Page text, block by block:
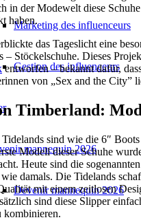
Marketing des influenceurs
Gestion des influenceurs
mannequin 2026
Devenir mannequin 2026
in der Modewelt diese
haben.
das Tageslicht eine
– Stöckelschuhe. Dieses
entworfen – bekannt dafür,
von „Sex and the City”
Timberland:
sind wie die 6″
Modell dieser Schuhe
Heute sind die
damals. Die Tidelands
mit einem zeitlosen
sind diese Slipper
kombinieren.